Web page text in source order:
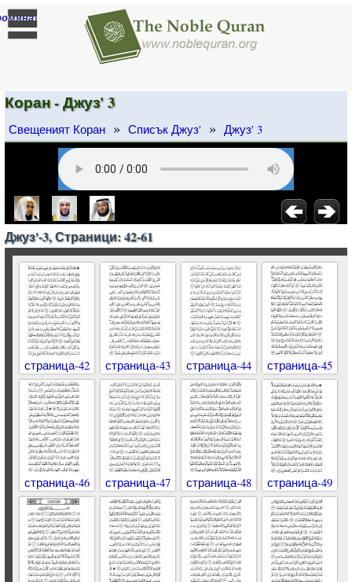
]
Коран - Джуз' 3
Свещеният Коран » Списък Джуз' » Джуз' 3
Джуз'-3, Страници: 42-61
страница-42 страница-43 страница-44 страница-45
страница-46 страница-47 страница-48 страница-49